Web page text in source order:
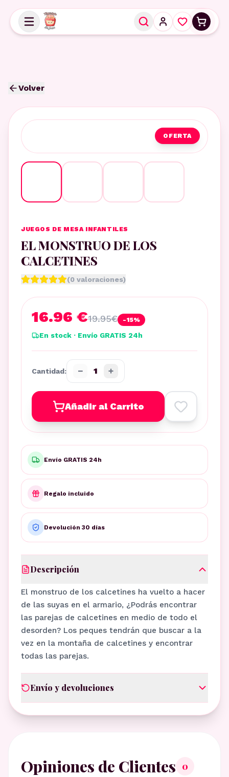
Volver
OFERTA
JUEGOS DE MESA INFANTILES
EL MONSTRUO DE LOS
CALCETINES
(0 valoraciones)
16.96 €19.95€ -15%
En stock · Envío GRATIS 24h
Cantidad: − 1 +
Añadir al Carrito
Envío GRATIS 24h
Regalo incluido
Devolución 30 días
Descripción
El monstruo de los calcetines ha vuelto a hacer
de las suyas en el armario, ¿Podrás encontrar
las parejas de calcetines en medio de todo el
desorden? Los peques tendrán que buscar a la
vez en la montaña de calcetines y encontrar
todas las parejas.
Envío y devoluciones
Opiniones de Clientes 0